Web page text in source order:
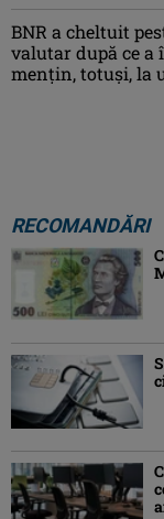
BNR a cheltuit
valutar după ce a
mențin, totuși, la
RECOMANDĂRI